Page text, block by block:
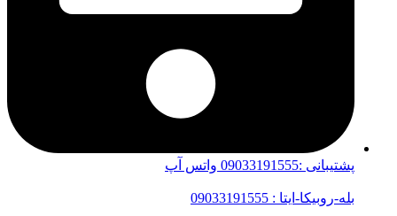
پشتیبانی :09033191555 واتس آپ
بله-روبیکا-ایتا : 09033191555